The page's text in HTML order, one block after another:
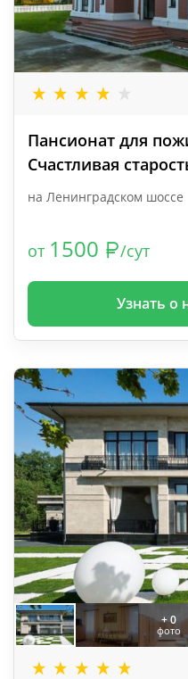
Пансионат для
Счастливая
на Ленинградском шоссе
от 1500 /сут
Узнать о
+ 0
фото